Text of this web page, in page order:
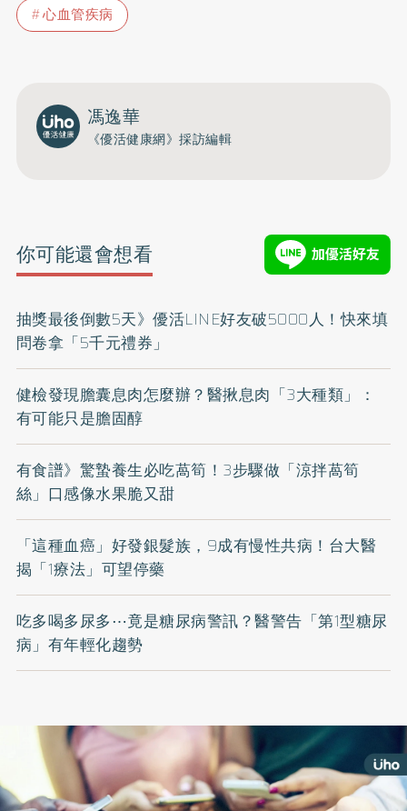
心血管疾病
馮逸華
《優活健康網》採訪編輯
你可能還會想看
抽獎最後倒數5天》優活LINE好友破5000人！快來填
問卷拿「5千元禮券」
健檢發現膽囊息肉怎麼辦？醫揪息肉「3大種類」：
有可能只是膽固醇
有食譜》驚蟄養生必吃萵筍！3步驟做「涼拌萵筍
絲」口感像水果脆又甜
「這種血癌」好發銀髮族，9成有慢性共病！台大醫
揭「1療法」可望停藥
吃多喝多尿多⋯竟是糖尿病警訊？醫警告「第1型糖尿
病」有年輕化趨勢